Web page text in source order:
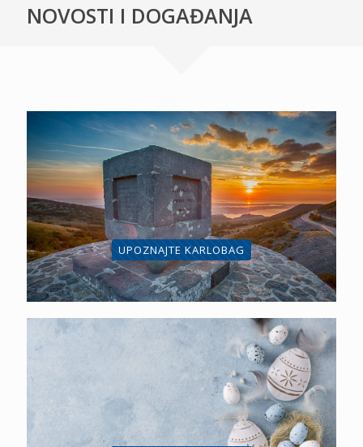
NOVOSTI I DOGAĐANJA
UPOZNAJTE KARLOBAG